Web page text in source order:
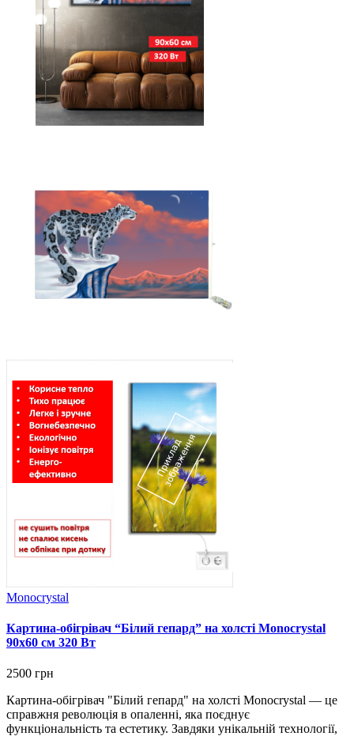
Monocrystal
Картина-обігрівач “Білий гепард” на холсті Monocrystal
90x60 см 320 Вт
2500 грн
Картина-обігрівач "Білий гепард" на холсті Monocrystal — це
справжня революція в опаленні, яка поєднує
функціональність та естетику. Завдяки унікальній технології,